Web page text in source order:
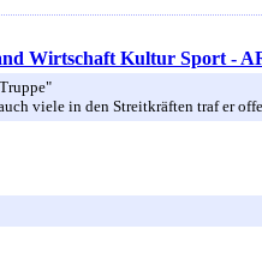
Wirtschaft Kultur Sport -
viele in den Streitkräften traf er